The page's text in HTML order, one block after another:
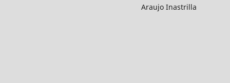
Araujo Inastrilla